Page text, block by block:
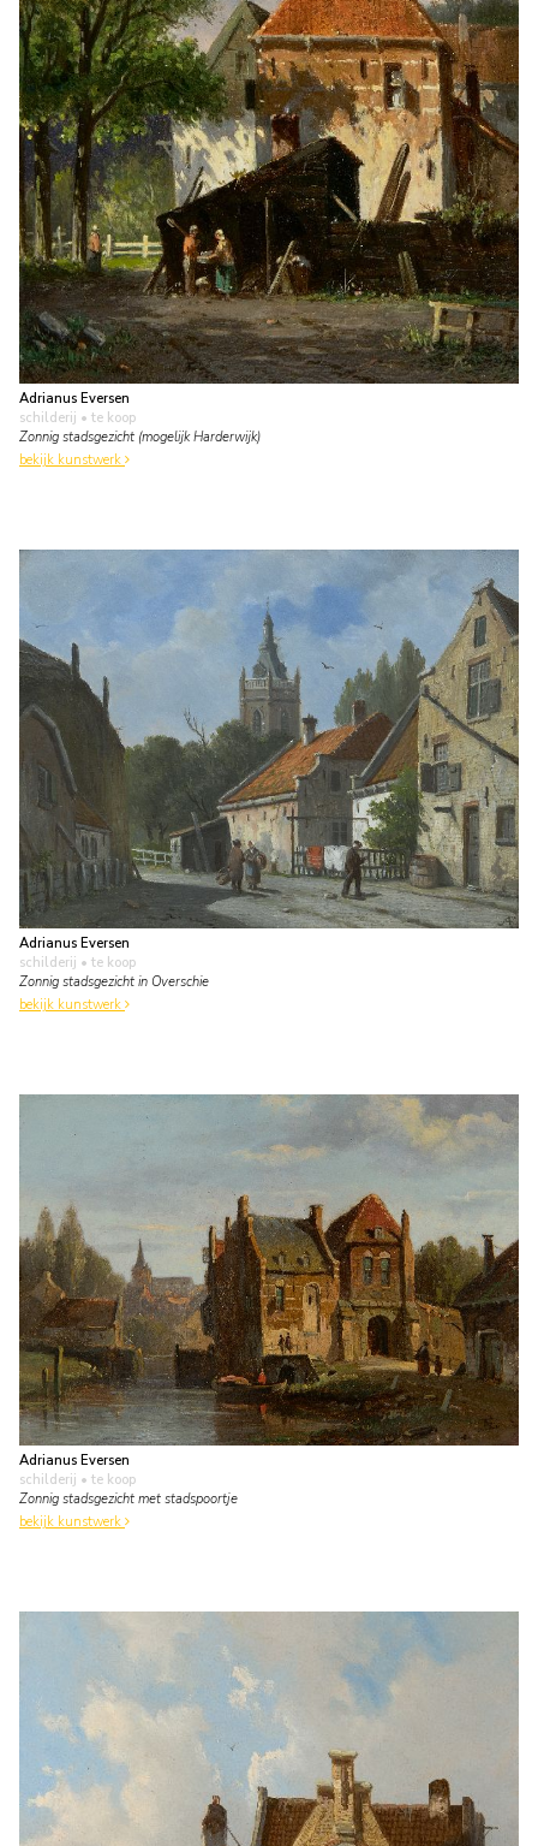
Adrianus Eversen
schilderij • te koop
Zonnig stadsgezicht (mogelijk Harderwijk)
bekijk kunstwerk
Adrianus Eversen
schilderij • te koop
Zonnig stadsgezicht in Overschie
bekijk kunstwerk
Adrianus Eversen
schilderij • te koop
Zonnig stadsgezicht met stadspoortje
bekijk kunstwerk